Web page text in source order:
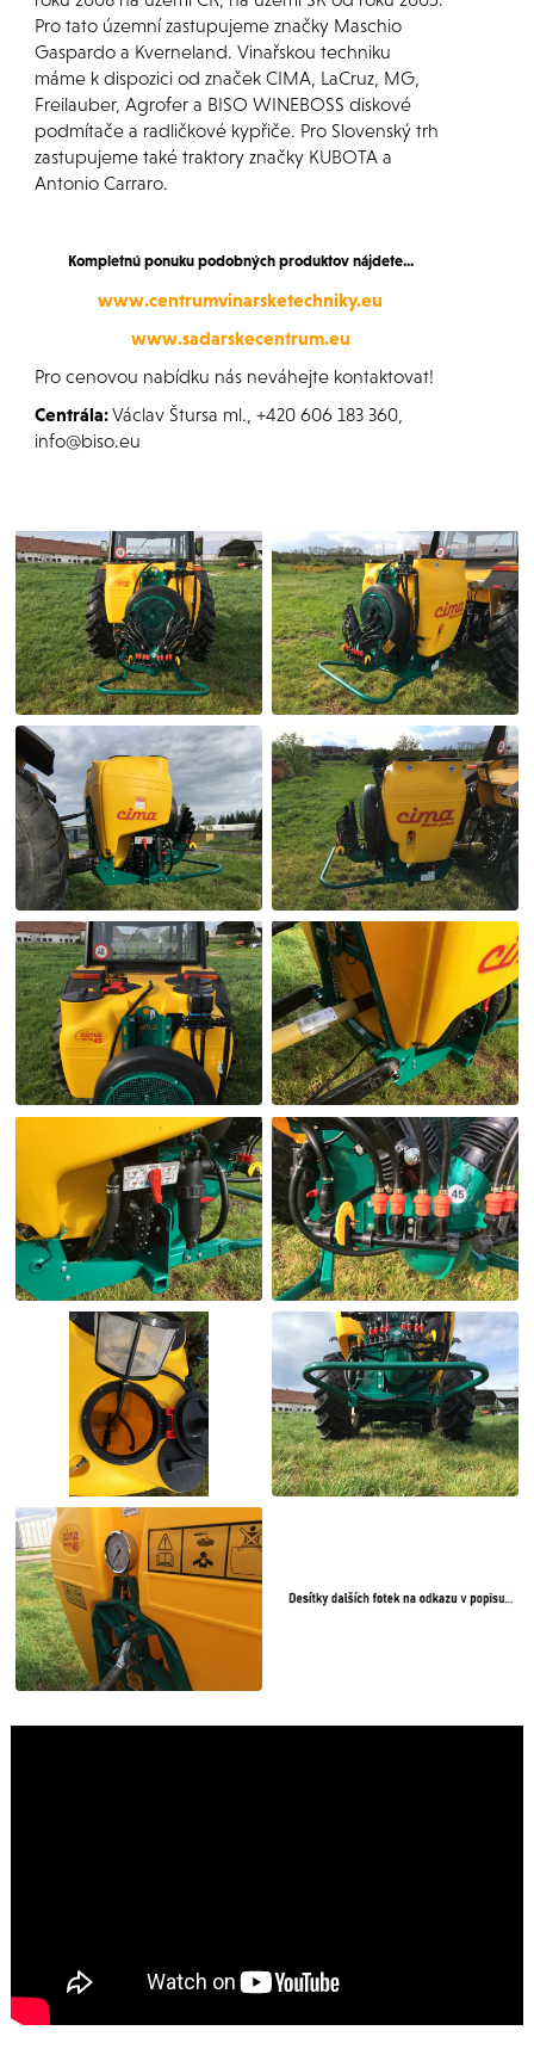
Pro tato územní zastupujeme značky Maschio
Gaspardo a Kverneland. Vinařskou techniku
máme k dispozici od značek CIMA, LaCruz, MG,
Freilauber, Agrofer a BISO WINEBOSS diskové
podmítače a radličkové kypřiče. Pro Slovenský trh
zastupujeme také traktory značky KUBOTA a
Antonio Carraro.
Kompletnú ponuku podobných produktov nájdete...
www.centrumvinarsketechniky.eu
www.sadarskecentrum.eu
Pro cenovou nabídku nás neváhejte kontaktovat!
Centrála:Václav Štursa ml., +420 606 183 360,
info@biso.eu